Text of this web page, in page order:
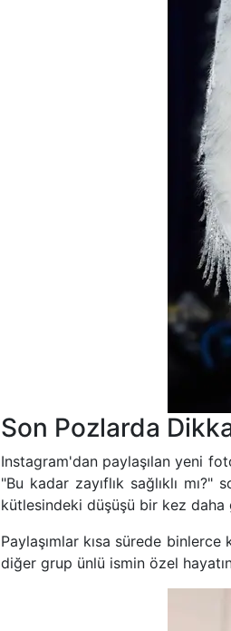
Son Pozlarda
Instagram'dan paylaşılan yeni
"Bu kadar zayıflık sağlıklı
kütlesindeki düşüşü bir kez daha
Paylaşımlar kısa sürede
diğer grup ünlü ismin özel